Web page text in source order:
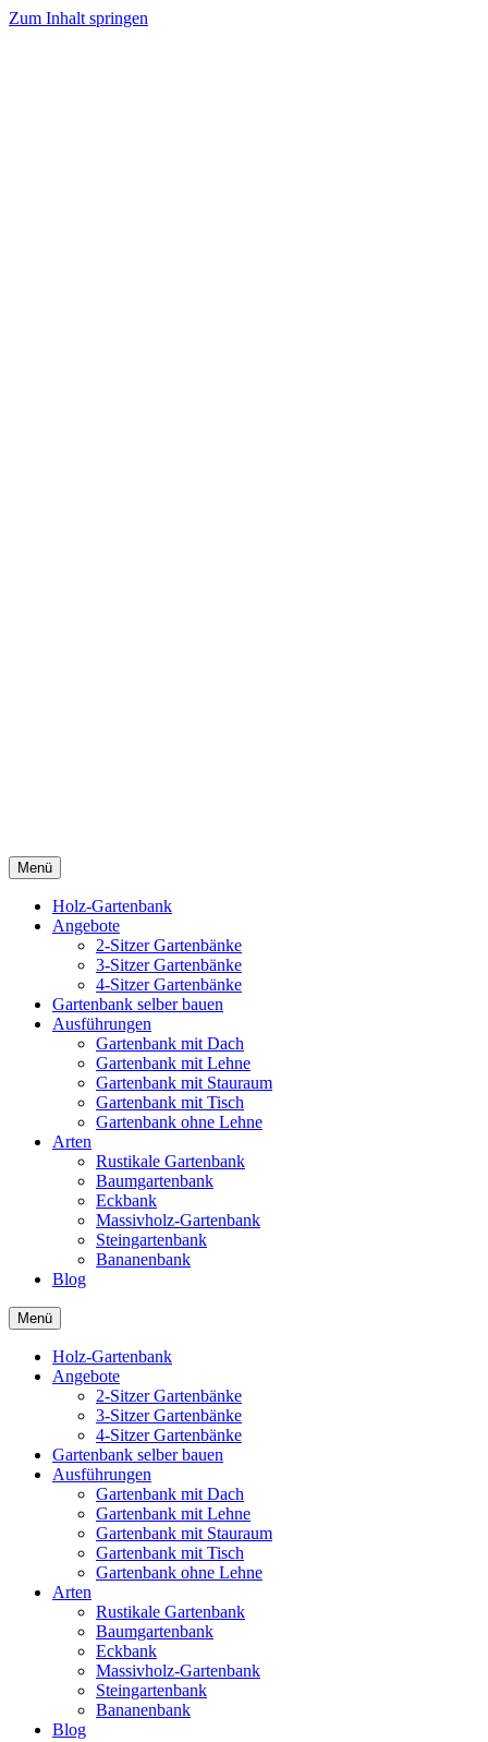
Zum Inhalt springen
Menü
Holz-Gartenbank
Angebote
2-Sitzer Gartenbänke
3-Sitzer Gartenbänke
4-Sitzer Gartenbänke
Gartenbank selber bauen
Ausführungen
Gartenbank mit Dach
Gartenbank mit Lehne
Gartenbank mit Stauraum
Gartenbank mit Tisch
Gartenbank ohne Lehne
Arten
Rustikale Gartenbank
Baumgartenbank
Eckbank
Massivholz-Gartenbank
Steingartenbank
Bananenbank
Blog
Menü
Holz-Gartenbank
Angebote
2-Sitzer Gartenbänke
3-Sitzer Gartenbänke
4-Sitzer Gartenbänke
Gartenbank selber bauen
Ausführungen
Gartenbank mit Dach
Gartenbank mit Lehne
Gartenbank mit Stauraum
Gartenbank mit Tisch
Gartenbank ohne Lehne
Arten
Rustikale Gartenbank
Baumgartenbank
Eckbank
Massivholz-Gartenbank
Steingartenbank
Bananenbank
Blog